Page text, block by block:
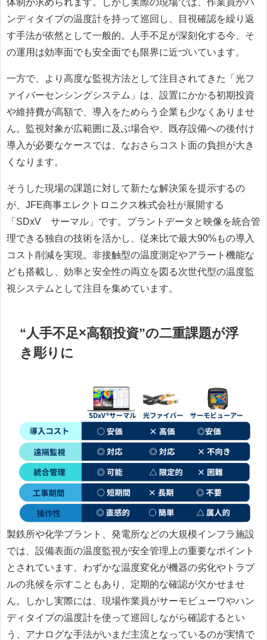
体制が求められます。しかし実際の現場では、作業員がハ
ンディタイプの温度計を持って巡回し、目視確認を繰り返
す手法が依然として一般的。人手不足が深刻化する今、そ
の運用は効率面でも安全面でも限界に近づいています。
一方で、より高度な監視方法として注目されてきた「光フ
ァイバーセンシングシステム」は、設置にかかる初期投資
や維持費が高額で、導入をためらう企業も少なくありませ
ん。監視対象が広範囲に及ぶ場合や、既存設備への後付け
導入が必要なケースでは、なおさらコスト面の負担が大き
くなります。
そうした現場の課題に対して新たな解決策を提示するの
が、JFE商事エレクトロニクス株式会社が展開する
「SDxV®サーマル」です。プラントデータと映像を統合管
理できる独自の技術を活かし、従来比で最大90%もの導入
コスト削減を実現。非接触型の温度測定やアラート機能な
ども搭載し、効率と安全性の両立を図る次世代型の温度監
視システムとして注目を集めています。
“人手不足×高額投資”の二重課題が浮
き彫りに
製鉄所や化学プラント、発電所などの大規模インフラ施設
では、設備表面の温度監視が安全管理上の重要なポイント
とされています。わずかな温度変化が機器の劣化やトラブ
ルの兆候を示すこともあり、定期的な確認が欠かせませ
ん。しかし実際には、現場作業員がサーモビューワやハン
ディタイプの温度計を使って巡回しながら確認するとい
う、アナログな手法がいまだ主流となっているのが実情で